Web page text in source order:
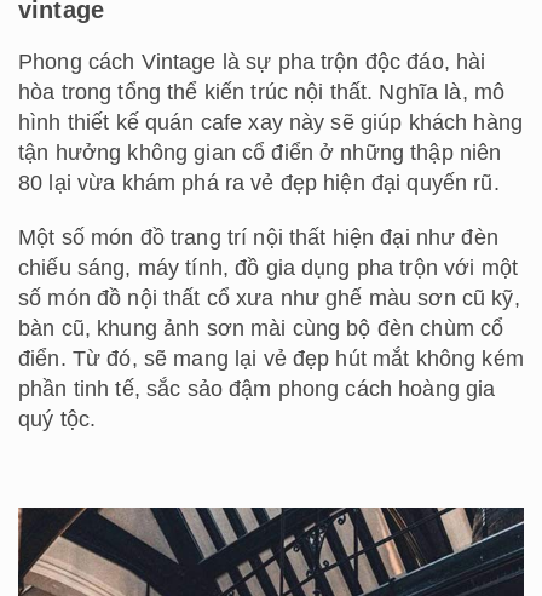
vintage
Phong cách Vintage là sự pha trộn độc đáo, hài
hòa trong tổng thể kiến trúc nội thất. Nghĩa là, mô
hình thiết kế quán cafe xay này sẽ giúp khách hàng
tận hưởng không gian cổ điển ở những thập niên
80 lại vừa khám phá ra vẻ đẹp hiện đại quyến rũ.
Một số món đồ trang trí nội thất hiện đại như đèn
chiếu sáng, máy tính, đồ gia dụng pha trộn với một
số món đồ nội thất cổ xưa như ghế màu sơn cũ kỹ,
bàn cũ, khung ảnh sơn mài cùng bộ đèn chùm cổ
điển. Từ đó, sẽ mang lại vẻ đẹp hút mắt không kém
phần tinh tế, sắc sảo đậm phong cách hoàng gia
quý tộc.